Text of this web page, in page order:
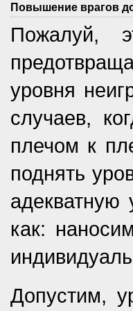
Повышение врагов
Пожалуй,
уровня
случаев,
плечом к
поднять
адекватную
как:
Допустим,